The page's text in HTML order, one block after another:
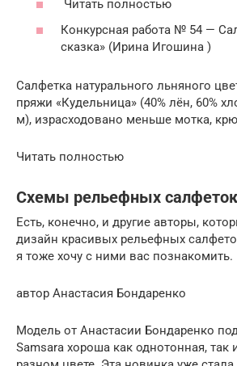
Читать полностью
Конкурсная работа № 54 —
сказка» (Ирина Игошина )
Салфетка натурального льняного
пряжи «Кудельница» (40% лён, 60%
м), израсходовано меньше мотка,
Читать полностью
Схемы рельефных салфеток
Есть, конечно, и другие авторы,
дизайн красивых рельефных
я тоже хочу с ними вас познакомить.
автор Анастасия Бондаренко
Модель от Анастасии Бондаренко
Samsara хороша как однотонная,